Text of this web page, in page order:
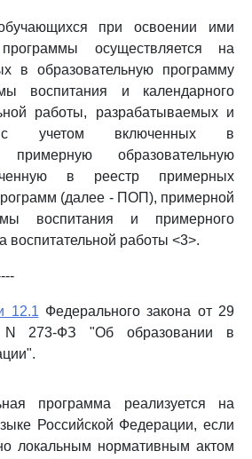
при освоении ими
программы осуществляется на
в образовательную программу
воспитания и календарного
работы, разрабатываемых и
с учетом включенных в
примерную образовательную
в реестр примерных
(далее - ПОП), примерной
воспитания и примерного
воспитательной работы <3>.
12.1 Федерального закона от 29
N 273-ФЗ "Об образовании в
программа реализуется на
Российской Федерации, если
локальным нормативным актом